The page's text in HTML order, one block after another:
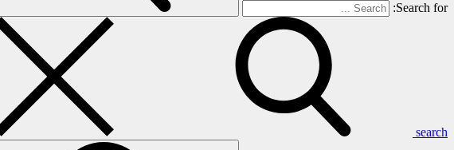
Search for:
search